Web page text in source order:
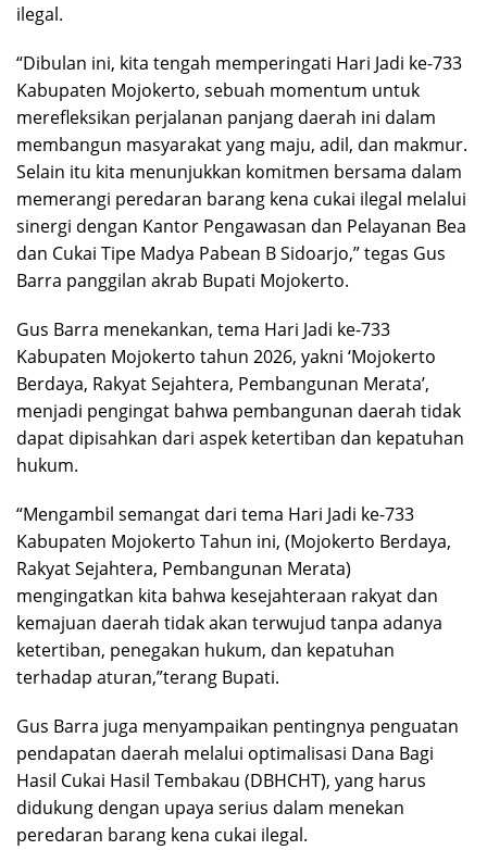
ilegal.
“Dibulan ini, kita tengah memperingati Hari Jadi ke-733
Kabupaten Mojokerto, sebuah momentum untuk
merefleksikan perjalanan panjang daerah ini dalam
membangun masyarakat yang maju, adil, dan makmur.
Selain itu kita menunjukkan komitmen bersama dalam
memerangi peredaran barang kena cukai ilegal melalui
sinergi dengan Kantor Pengawasan dan Pelayanan Bea
dan Cukai Tipe Madya Pabean B Sidoarjo,” tegas Gus
Barra panggilan akrab Bupati Mojokerto.
Gus Barra menekankan, tema Hari Jadi ke-733
Kabupaten Mojokerto tahun 2026, yakni ‘Mojokerto
Berdaya, Rakyat Sejahtera, Pembangunan Merata’,
menjadi pengingat bahwa pembangunan daerah tidak
dapat dipisahkan dari aspek ketertiban dan kepatuhan
hukum.
“Mengambil semangat dari tema Hari Jadi ke-733
Kabupaten Mojokerto Tahun ini, (Mojokerto Berdaya,
Rakyat Sejahtera, Pembangunan Merata)
mengingatkan kita bahwa kesejahteraan rakyat dan
kemajuan daerah tidak akan terwujud tanpa adanya
ketertiban, penegakan hukum, dan kepatuhan
terhadap aturan,”terang Bupati.
Gus Barra juga menyampaikan pentingnya penguatan
pendapatan daerah melalui optimalisasi Dana Bagi
Hasil Cukai Hasil Tembakau (DBHCHT), yang harus
didukung dengan upaya serius dalam menekan
peredaran barang kena cukai ilegal.